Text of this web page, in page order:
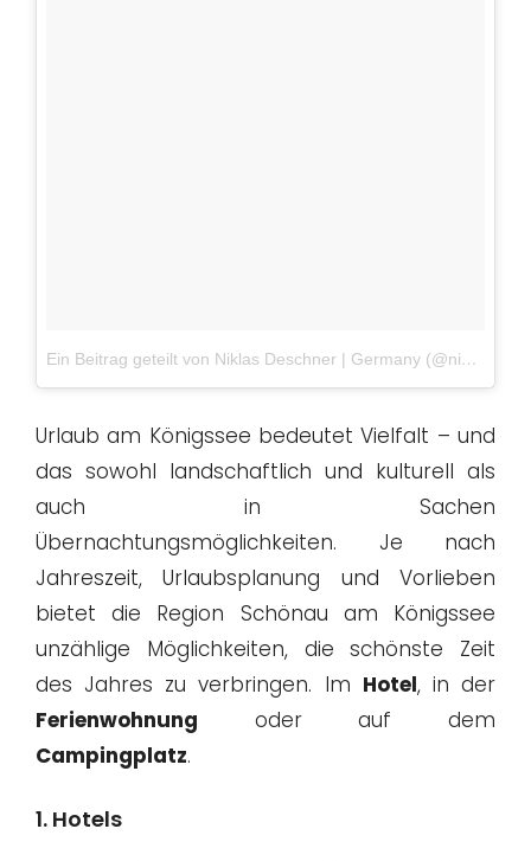
Ein Beitrag geteilt von Niklas Deschner | Germany (@niklasdschnr)
Urlaub am Königssee bedeutet Vielfalt – und
das sowohl landschaftlich und kulturell als
auch in Sachen
Übernachtungsmöglichkeiten. Je nach
Jahreszeit, Urlaubsplanung und Vorlieben
bietet die Region Schönau am Königssee
unzählige Möglichkeiten, die schönste Zeit
des Jahres zu verbringen. Im Hotel, in der
Ferienwohnung oder auf dem
Campingplatz.
1. Hotels